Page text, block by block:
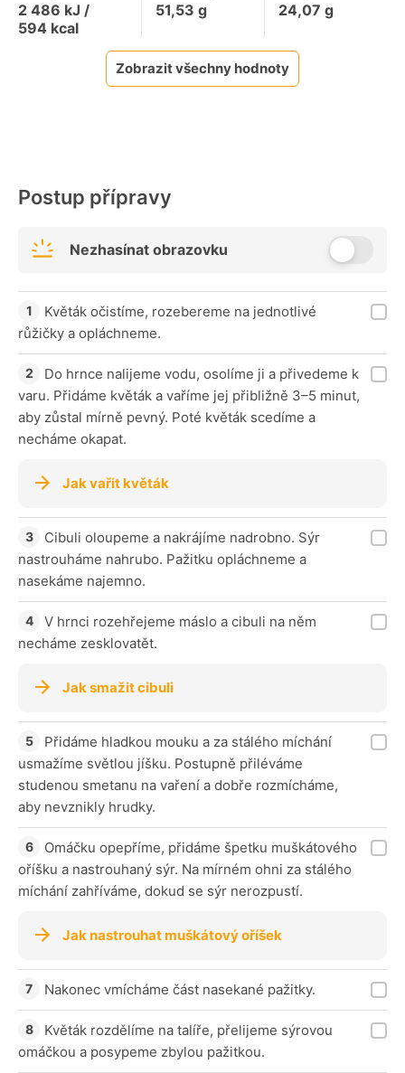
2 486 kJ /
594 kcal
51,53 g
24,07 g
Zobrazit všechny hodnoty
Postup přípravy
Nezhasínat obrazovku
Květák očistíme, rozebereme na jednotlivé
růžičky a opláchneme.
Do hrnce nalijeme vodu, osolíme ji a přivedeme k
varu. Přidáme květák a vaříme jej přibližně 3–5 minut,
aby zůstal mírně pevný. Poté květák scedíme a
necháme okapat.
Jak vařit květák
Cibuli oloupeme a nakrájíme nadrobno. Sýr
nastrouháme nahrubo. Pažitku opláchneme a
nasekáme najemno.
V hrnci rozehřejeme máslo a cibuli na něm
necháme zesklovatět.
Jak smažit cibuli
Přidáme hladkou mouku a za stálého míchání
usmažíme světlou jíšku. Postupně přiléváme
studenou smetanu na vaření a dobře rozmícháme,
aby nevznikly hrudky.
Omáčku opepříme, přidáme špetku muškátového
oříšku a nastrouhaný sýr. Na mírném ohni za stálého
míchání zahříváme, dokud se sýr nerozpustí.
Jak nastrouhat muškátový oříšek
Nakonec vmícháme část nasekané pažitky.
Květák rozdělíme na talíře, přelijeme sýrovou
omáčkou a posypeme zbylou pažitkou.